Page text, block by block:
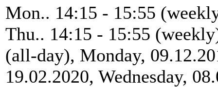
Mon.. 14:15 - 15:55
Thu.. 14:15 - 15:55
(all-day), Monday,
19.02.2020, Wednesday,